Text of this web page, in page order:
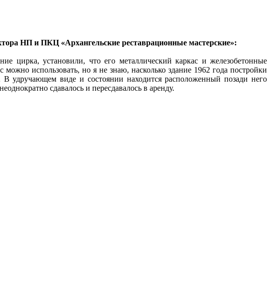
НП и ПКЦ «Архангельские реставрационные мастерские»:
установили, что его металлический каркас и железобетонные
использовать, но я не знаю, насколько здание 1962 года постройки
удручающем виде и состоянии находится расположенный позади него
сдавалось и пересдавалось в аренду.